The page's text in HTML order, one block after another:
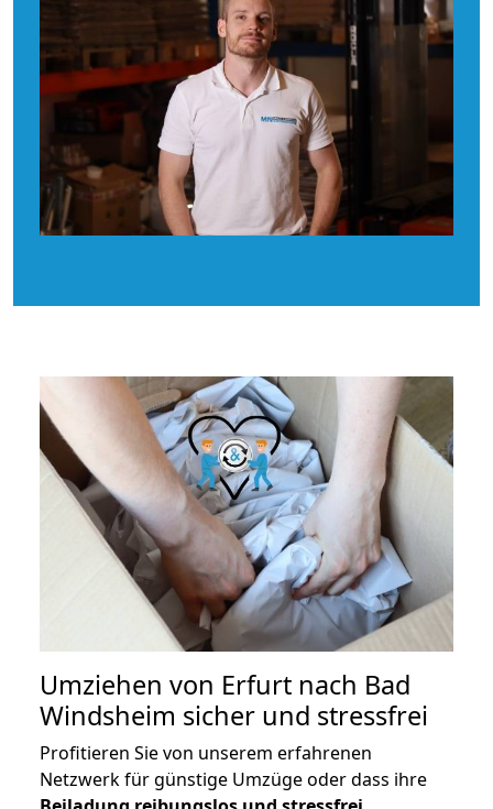
Umziehen von Erfurt nach Bad
Windsheim sicher und stressfrei
Profitieren Sie von unserem erfahrenen
Netzwerk für günstige Umzüge oder dass ihre